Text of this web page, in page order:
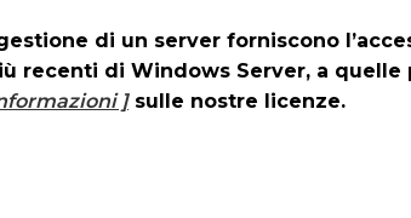
di un server forniscono
recenti di Windows Server, a
] sulle nostre licenze.